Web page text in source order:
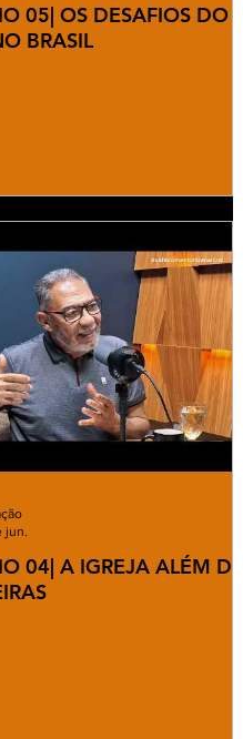
05| OS DESAFIOS DO
BRASIL
04| A IGREJA ALÉM
jun.